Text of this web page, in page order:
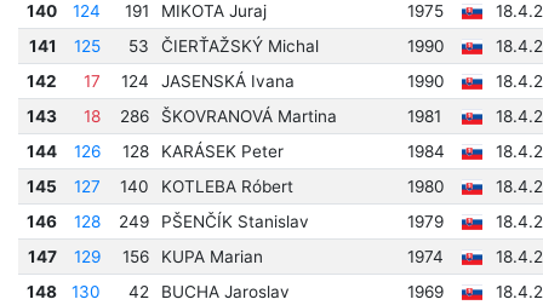
140
124 191 MIKOTA Juraj 1975
141
125 53 ČIERŤAŽSKÝ Michal 1990
142
17 124 JASENSKÁ Ivana 1990
143
18 286 ŠKOVRANOVÁ Martina 1981
144
126 128 KARÁSEK Peter 1984
145
127 140 KOTLEBA Róbert 1980
146
128 249 PŠENČÍK Stanislav 1979
147
129 156 KUPA Marian 1974
148
130 42 BUCHA Jaroslav 1969